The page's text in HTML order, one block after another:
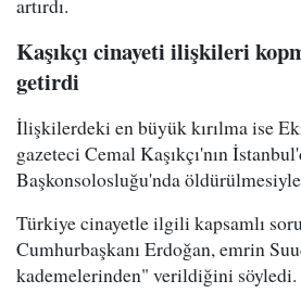
artırdı.
Kaşıkçı cinayeti ilişkileri
getirdi
İlişkilerdeki en büyük kırılma ise
gazeteci Cemal Kaşıkçı'nın
Başkonsolosluğu'nda öldürülmesiyle
Türkiye cinayetle ilgili kapsamlı
Cumhurbaşkanı Erdoğan, emrin
kademelerinden" verildiğini söyledi.